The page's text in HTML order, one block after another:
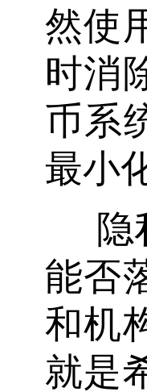
然使
时消
币系
最小
隐
能否
和机
就是